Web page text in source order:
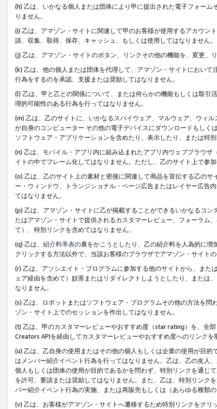
(h) 乙は、いかなる個人または団体により甲に提出された電子フォー
りません。
(i) 乙は、アマゾン・サイトに関連して甲のお客様が使用するアカウン
請、収集、取得、保存、キャッシュ、もしくは使用してはなりません。
(j) 乙は、アマゾン・サイトのボタン、リンクその他の機能を、変更、
(k) 乙は、他の個人または団体を代理して、アマゾン・サイトにおい
行為をするのを承認、支援または奨励してはなりません。
(l) 乙は、甲と乙との関係について、または何らかの機能もしくは取
理的可能性のある行為を行ってはなりません。
(m) 乙は、乙のサイトに、いかなるスパイウェア、マルウェア、ウィ
が自身のコンピューター その他の電子デバイスにダウンロードもし
ソフトウェア・アプリケーションを含めたり、表示したり、または特
(n) 乙は、モバイル・アプリ内に組み込まれたアプリ内ウェブブラウ
イトの中でフレーム化してはなりません。ただし、乙のサイト上で参
(o) 乙は、乙のサイト上の素材と密接に関連して商品を宣伝する乙の
ー・ウィンドウ、トランジショナル・ページ広告またはレイヤー広告
てはなりません。
(p) 乙は、アマゾン・サイトに乙が掲載することができるいかなるコ
たはアマゾン・サイトで提供されるカスタマーレビュー、フォーラム
て）、特別リンクを含めてはなりません。
(q) 乙は、 紹介料率表の裏をかこうとしたり、乙の紹介料を人為的に
クリックする方法以外で、当該お客様のブラウザでアマゾン・サイト
(r) 乙は、アソシエイト・プログラムに参加する他のサイトから、ま
ェア経由を含めて）妨害またはリダイレクトしようとしたり、または
なりません。
(s) 乙は、ロボットまたはソフトウェア・プログラムその他の方法を
ゾン・サイト上でのセッションを作出してはなりません。
(t) 乙は、甲のカスタマーレビューやおすすめ度（star rating）を、全
Creators APIを経由してカスタマーレビューやおすすめ度へのリンクを
(u) 乙は、乙自身の使用またはその他の個人もしくは企業の使用が目
はメンバー紹介イベント行為を行ってはなりません。乙は、乙の友人
個人もしくは団体の使用が目的であるかを問わず、特別リンクを通じ
を許可、要請または奨励してはなりません。また、乙は、特別リンク
バー紹介イベント行為の実施、または再販売もしくは（あらゆる種類
(v) 乙は、お客様がアマゾン・サイトへ遷移するため特別リンクをク